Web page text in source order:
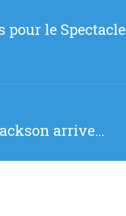
pour le Spectacle
arrive…